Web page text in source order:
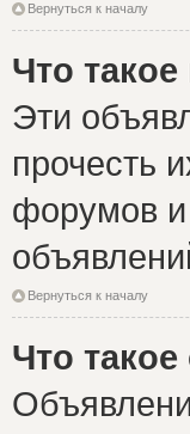
Вернуться к началу
Что
Эти
прочесть
форумов
Вернуться к началу
Что